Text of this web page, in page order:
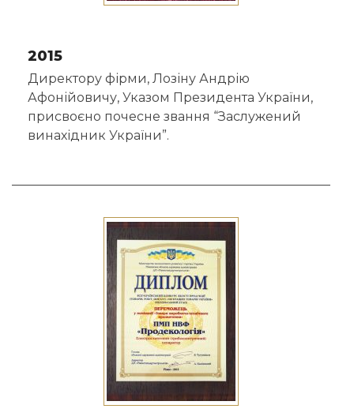
2015
Директору фірми, Лозіну Андрію
Афонійовичу, Указом Президента України,
присвоєно почесне звання “Заслужений
винахідник України”.